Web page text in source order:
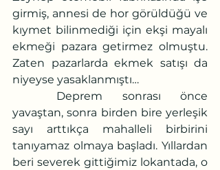
girmiş, annesi de hor görüldüğü ve
kıymet bilinmediği için ekşi mayalı
ekmeği pazara getirmez olmuştu.
Zaten pazarlarda ekmek satışı da
niyeyse yasaklanmıştı…
yavaştan, sonra birden bire yerleşik
sayı arttıkça mahalleli birbirini
tanıyamaz olmaya başladı. Yıllardan
beri severek gittiğimiz lokantada, o